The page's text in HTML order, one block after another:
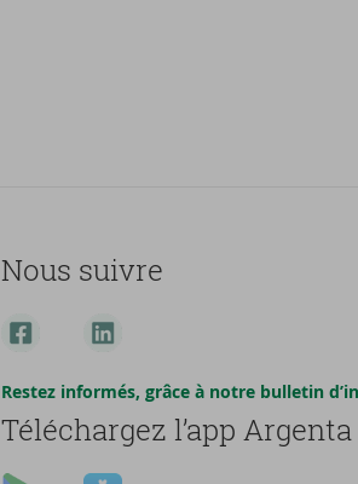
Nous suivre
Restez informés, grâce à notre bulletin
Téléchargez l’app Argenta